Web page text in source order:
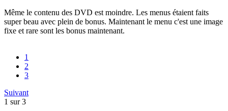
Même le contenu des DVD est moindre. Les menus étaient faits
super beau avec plein de bonus. Maintenant le menu c'est une image
fixe et rare sont les bonus maintenant.
1
2
3
Suivant
1 sur 3